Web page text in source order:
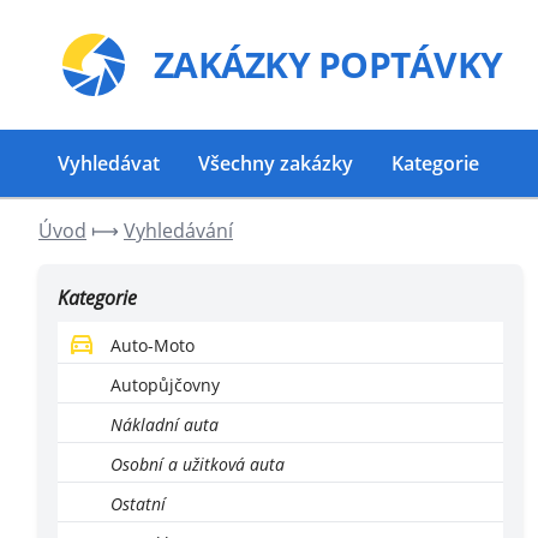
ZAKÁZKY POPTÁVKY
Vyhledávat Všechny zakázky Kategorie
Úvod ⟼ Vyhledávání
Kategorie
Auto-Moto
Autopůjčovny
Nákladní auta
Osobní a užitková auta
Ostatní